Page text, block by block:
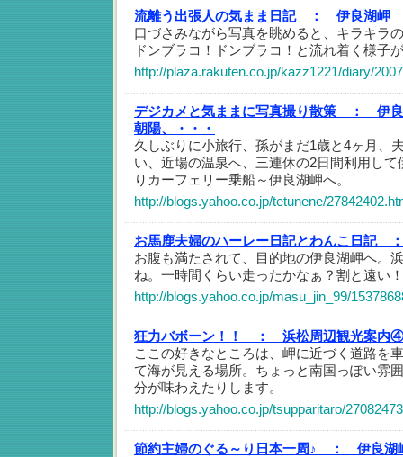
流離う出張人の気まま日記 ：
伊良湖岬
口づさみながら写真を眺めると、キラキラ
ドンブラコ！ドンブラコ！と流れ着く様子
http://plaza.rakuten.co.jp/kazz1221/diary/
デジカメと気ままに写真撮り散策 ：
伊
朝陽、・・・
久しぶりに小旅行、孫がまだ1歳と4ヶ月、
い、近場の温泉へ、三連休の2日間利用し
りカーフェリー乗船～伊良湖岬へ。
http://blogs.yahoo.co.jp/tetunene/
お馬鹿夫婦のハーレー日記とわんこ日記 ：
お腹も満たされて、目的地の伊良湖岬へ。
ね。一時間くらい走ったかなぁ？割と遠い！
http://blogs.yahoo.co.jp/masu_jin_99/
狂力バボーン！！ ：
浜松周辺観光案内
ここの好きなところは、岬に近づく道路を
て海が見える場所。ちょっと南国っぽい雰
分が味わえたりします。
http://blogs.yahoo.co.jp/tsupparitaro/
節約主婦のぐる～り日本一周♪ ：
伊良湖